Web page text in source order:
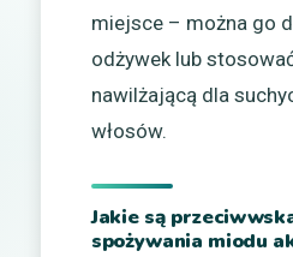
miejsce – można go
odżywek lub
nawilżającą dla
włosów.
Jakie są
spożywania miodu